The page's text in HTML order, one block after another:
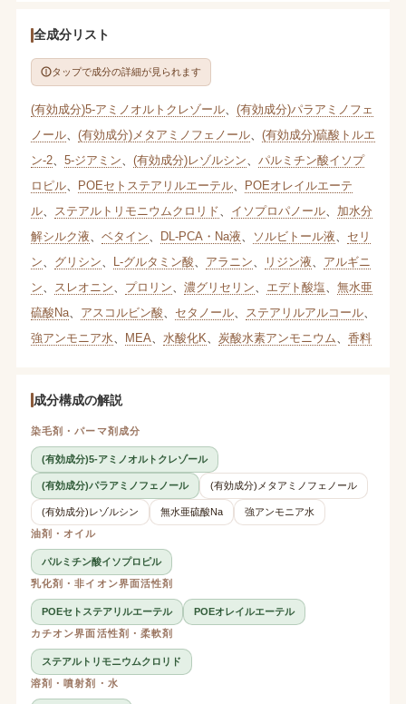
全成分リスト
タップで成分の詳細が見られます
(有効成分)5-アミノオルトクレゾール、 (有効成分)パラアミノフェ
ノール、 (有効成分)メタアミノフェノール、 (有効成分)硫酸トルエ
ン-2、 5-ジアミン (有効成分)レゾルシン
パルミチン酸イソプ
ロピル、 POEセトステアリルエーテル、 POEオレイルエーテ
ル、 ステアルトリモニウムクロリド イソプロパノール、 加水分
解シルク液
ベタイン DL‐PCA・Na液 ソルビトール液
セリ
ン
グリシン L‐グルタミン酸 アラニン リジン液
アルギニ
ン
スレオニン プロリン 濃グリセリン エデト酸塩
無水亜
硫酸Na、 アスコルビン酸 セタノール、 ステアリルアルコール、
強アンモニア水
MEA 水酸化K 炭酸水素アンモニウム 香料
成分構成の解説
染毛剤・パーマ剤成分
(有効成分)5-アミノオルトクレゾール
(有効成分)パラアミノフェノール (有効成分)メタアミノフェノール
(有効成分)レゾルシン 無水亜硫酸Na
強アンモニア水
油剤・オイル
パルミチン酸イソプロピル
乳化剤・非イオン界面活性剤
POEセトステアリルエーテル
POEオレイルエーテル
カチオン界面活性剤・柔軟剤
ステアルトリモニウムクロリド
溶剤・噴射剤・水